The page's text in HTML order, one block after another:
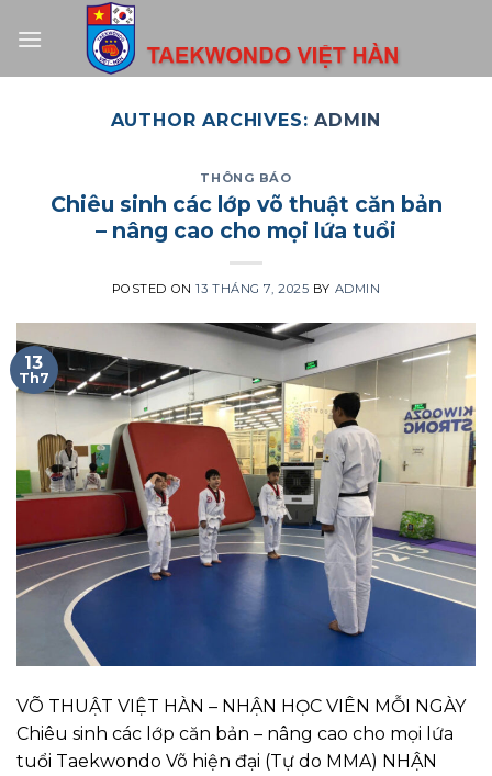
AUTHOR ARCHIVES:ADMIN
THÔNG BÁO
Chiêu sinh các lớp võ thuật căn bản
– nâng cao cho mọi lứa tuổi
POSTED ON13 THÁNG 7, 2025 BY ADMIN
13
Th7
VÕ THUẬT VIỆT HÀN – NHẬN HỌC VIÊN MỖI NGÀY
Chiêu sinh các lớp căn bản – nâng cao cho mọi lứa
tuổi Taekwondo Võ hiện đại (Tự do MMA) NHẬN